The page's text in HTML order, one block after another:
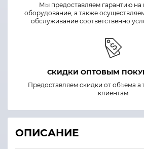
Мы предоставляем гарантию на
оборудование, а также
обслуживание соответственно
СКИДКИ ОПТОВЫМ
Предоставляем скидки от объема
клиентам.
ОПИСАНИЕ